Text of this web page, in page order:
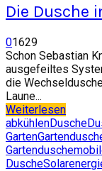
Die Dusche
01629
Schon Sebastian
ausgefeiltes
die
Laune...
Weiterlesen
abkühlenDusche
Garten
Gartendusche
Dusche